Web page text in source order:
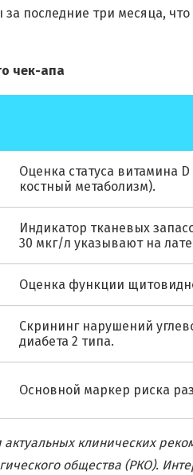
последние три месяца,
чек-апа
Оценка статуса витамина
костный метаболизм).
Индикатор тканевых
30 мкг/л указывают на
Оценка функции
Скрининг нарушений
диабета 2 типа.
Основной маркер риска
клинических
общества (РКО).